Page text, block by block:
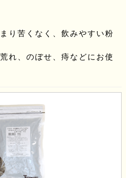
り苦くなく、飲みやすい粉
れ、のぼせ、痔などにお使